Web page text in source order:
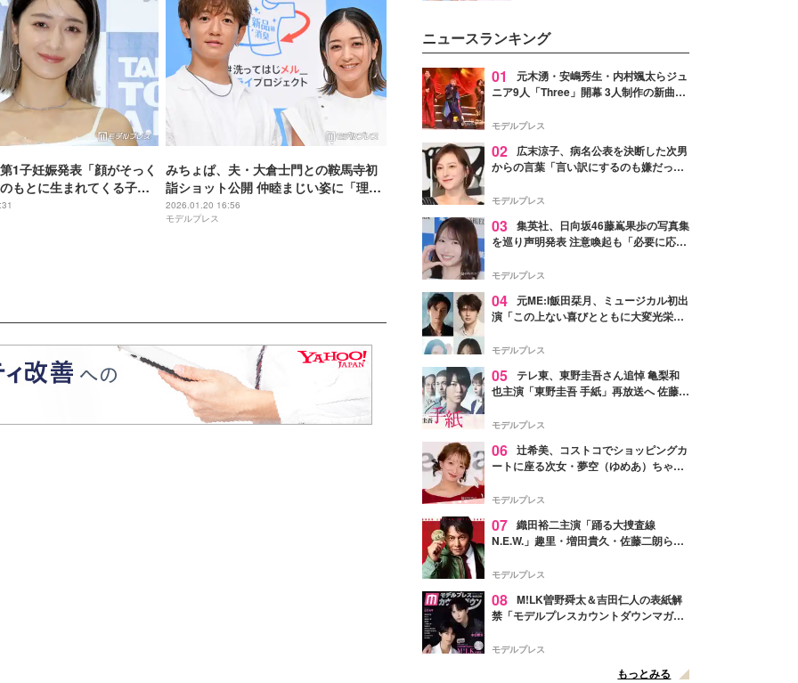
1子妊娠発表「顔がそっく
もとに生まれてくる子
になるのだろうと」
みちょぱ、夫・大倉士門との鞍馬寺初
詣ショット公開 仲睦まじい姿に「理想
の夫婦」「いつまでもラブラブでほっ
こり」の声
2026.01.20 16:56
モデルプレス
好さんを迎えて本音で女子会トー
ク。猛暑のお出かけを快適に過ご
すヒントや、2人が感動した夏の
生理の新常識にも迫りました。
ニュースランキング
01
元木湧・安嶋秀生・内村颯太らジュ
ニア9人「Three」開幕 3人制作の新曲＆
進んで夢を掴みたい」【ゲネプロレポ】
モデルプレス
02
広末涼子、病名公表を決断した次男
からの言葉「言い訳にするのも嫌だっ
モデルプレス
03 集英社、日向坂46藤嶌果歩の写真集
を巡り声明発表 注意喚起も「必要に応じ
モデルプレス
04 元ME:I飯田栞月、ミュージカル初出
演「この上ない喜びとともに大変光栄」
ャスト発表
モデルプレス
05 テレ東、東野圭吾さん追悼 亀梨和
也主演「東野圭吾 手紙」再放送へ 佐藤隆
モデルプレス
06 辻希美、コストコでショッピングカ
ートに座る次女・夢空（ゆめあ）ちゃん
ぎ」「成長を感じる」の声
モデルプレス
07 織田裕二主演「踊る大捜査線
N.E.W.」趣里・増田貴久・佐藤二朗ら新
徴する“謎のキーワード”も
モデルプレス
08 M!LK曽野舜太＆吉田仁人の表紙解
禁「モデルプレスカウントダウンマガジ
モデルプレス
もっとみる